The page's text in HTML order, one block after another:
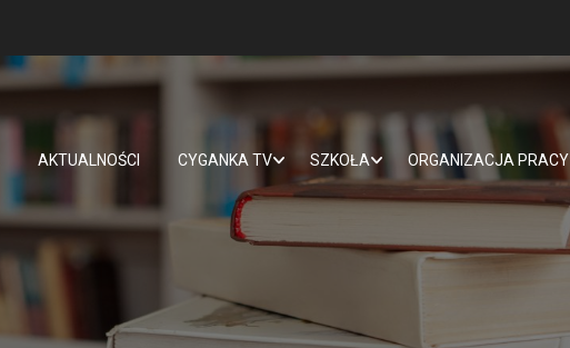
AKTUALNOŚCI CYGANKA TV SZKOŁA ORGANIZACJA PRACY